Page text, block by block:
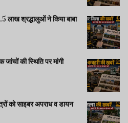
श्रद्धालुओं ने किया बाबा
जांचों की स्थिति पर मांगी
को साइबर अपराध व डायन